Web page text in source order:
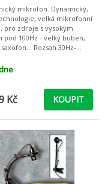
mikrofon. Dynamický,
velká mikrofonní
pro zdroje s vysokým
pod 100Hz - velký buben,
Rozsah 30Hz-
Kč KOUPIT